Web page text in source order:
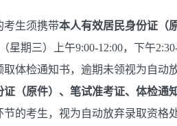
考生须携带本人有效居民身份证（
星期三）上午9:00-12:00，下午
取体检通知书，逾期未领视为自动
（原件）、 笔试准考证、体检通
节的考生，视为自动放弃录取资格